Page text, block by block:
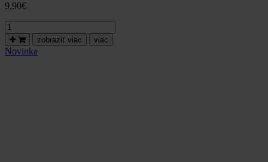
9,90€
množstvo
Pálava,
suché,
neskorý
zobraziť viac viac
Novinka